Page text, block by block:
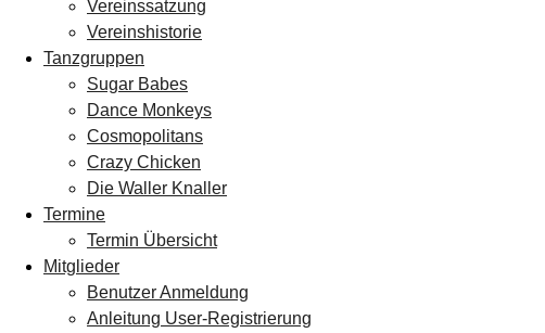
Vereinssatzung
Vereinshistorie
Tanzgruppen
Sugar Babes
Dance Monkeys
Cosmopolitans
Crazy Chicken
Die Waller Knaller
Termine
Termin Übersicht
Mitglieder
Benutzer Anmeldung
Anleitung User-Registrierung